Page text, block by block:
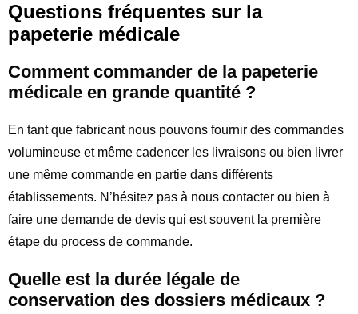
Questions fréquentes sur la
papeterie médicale
Comment commander de la papeterie
médicale en grande quantité ?
En tant que fabricant nous pouvons fournir des commandes
volumineuse et même cadencer les livraisons ou bien livrer
une même commande en partie dans différents
établissements. N’hésitez pas à nous contacter ou bien à
faire une demande de devis qui est souvent la première
étape du process de commande.
Quelle est la durée légale de
conservation des dossiers médicaux ?